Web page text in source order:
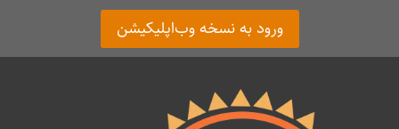
ورود به نسخه وب‌اپلیکیشن